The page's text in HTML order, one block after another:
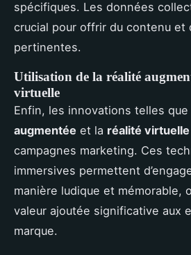
spécifiques. Les données
crucial pour offrir du contenu et
pertinentes.
Utilisation de la réalité
virtuelle
Enfin, les innovations telles que
augmentée et la réalité virtuelle
campagnes marketing. Ces
immersives permettent
manière ludique et mémorable,
valeur ajoutée significative aux
marque.